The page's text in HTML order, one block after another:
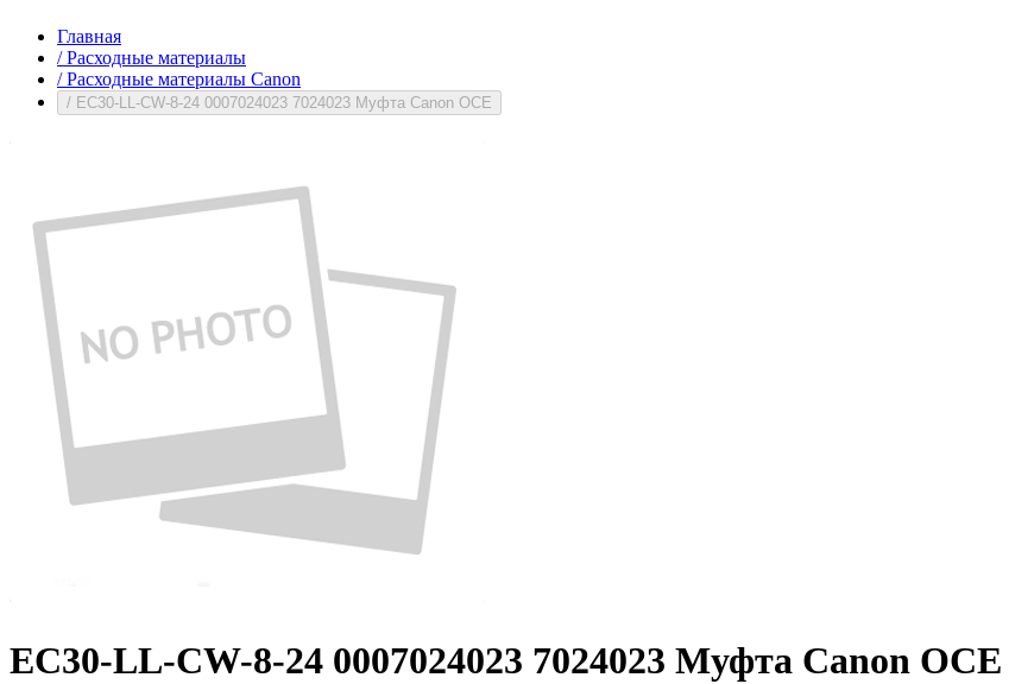
Главная
/ Расходные материалы
/ Расходные материалы Canon
/ EC30-LL-CW-8-24 0007024023 7024023 Муфта Canon OCE
EC30-LL-CW-8-24 0007024023 7024023 Муфта Canon OCE